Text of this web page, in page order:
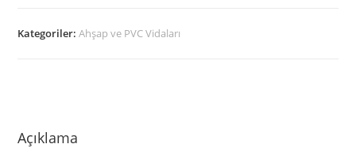
Kategoriler:Ahşap ve PVC Vidaları
Açıklama